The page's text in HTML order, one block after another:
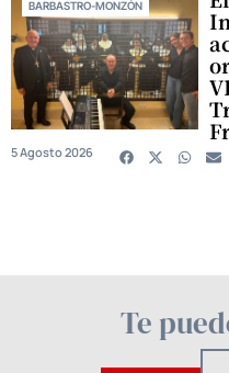
BARBASTRO-MONZÓN
5 Agosto 2026
Te